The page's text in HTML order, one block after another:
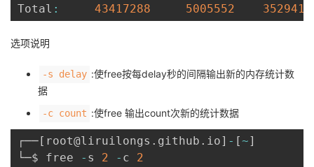
Total : 43417288 5005552
选项说明
-s delay :使free按每delay秒的间隔输出新的内存统计数
据
-c count :使free 输出count次新的统计数据
┌──[ root@liruilongs . github . io] - [~]
└─$ free
- s 2 - c 2